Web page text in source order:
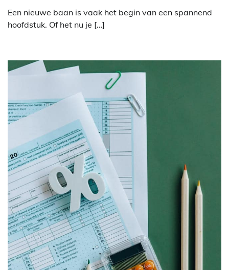
Een nieuwe baan is vaak het begin van een spannend
hoofdstuk. Of het nu je […]